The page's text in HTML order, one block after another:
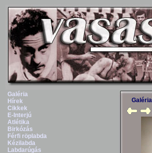
Galéria
Hírek
Cikkek
E-Interjú
Atlétika
Birkózás
Férfi röplabda
Kézilabda
Labdarúgás
Galéria